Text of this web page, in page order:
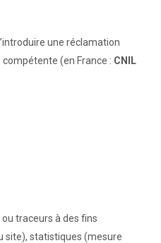
une réclamation
(en France : CNIL
ou traceurs à des fins
site), statistiques (mesure